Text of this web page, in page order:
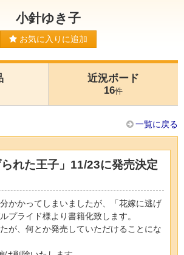
小針ゆき子
お気に入りに追加
近況ボード
16件
一覧に戻る
られた王子」11/23に発売決定
かかってしまいましたが、「花嫁に逃げ
プライド様より書籍化致します。
が、何とか発売していただけることにな